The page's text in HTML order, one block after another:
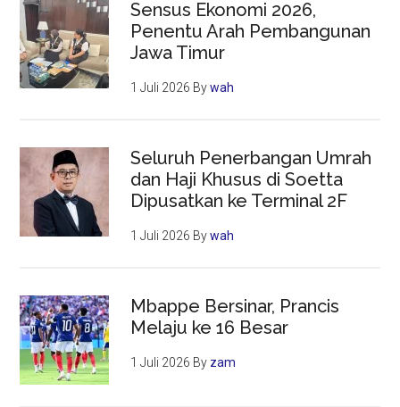
Sensus Ekonomi 2026,
Penentu Arah Pembangunan
Jawa Timur
1 Juli 2026 Bywah
Seluruh Penerbangan Umrah
dan Haji Khusus di Soetta
Dipusatkan ke Terminal 2F
1 Juli 2026 Bywah
Mbappe Bersinar, Prancis
Melaju ke 16 Besar
1 Juli 2026 By zam